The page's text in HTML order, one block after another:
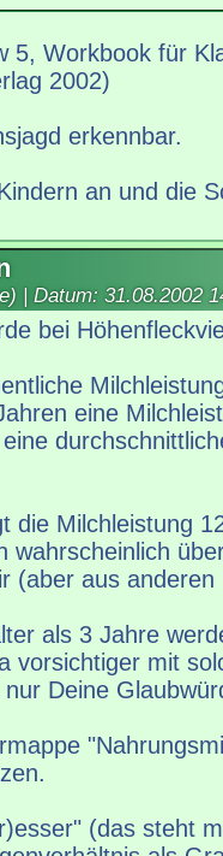
5, Workbook für
2002)
erkennbar.
an und die
| Datum: 31.08.2002
bei
eine
die Milchleistung
wahrscheinlich
(aber aus anderen
als 3 Jahre
vorsichtiger mit
Deine
(das steht